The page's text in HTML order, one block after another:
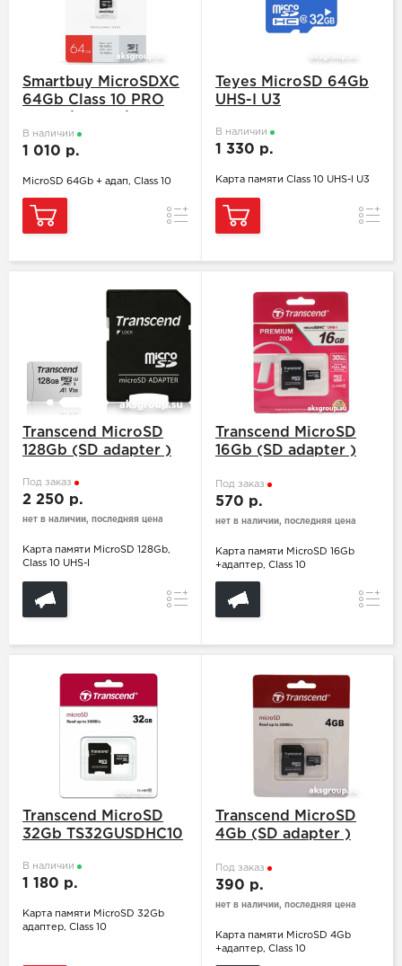
Smartbuy MicroSDXC
64Gb Class 10 PRO
адапт. SD)
В наличии
1 010 р.
MicroSD 64Gb + адап, Class 10
Сравнение
Teyes MicroSD 64Gb
UHS-I U3
В наличии
1 330 р.
Карта памяти Class 10 UHS-I U3
Transcend MicroSD
128Gb (SD adapter )
Под заказ
2 250 р.
нет в наличии, последняя цена
Карта памяти MicroSD 128Gb,
Class 10 UHS-I
Сравнение
Transcend MicroSD
16Gb (SD adapter )
Под заказ
570 р.
нет в наличии, последняя цена
Карта памяти MicroSD 16Gb
+адаптер, Class 10
Transcend MicroSD
32Gb TS32GUSDHC10
В наличии
1 180 р.
Карта памяти MicroSD 32Gb
адаптер, Class 10
Transcend MicroSD
4Gb (SD adapter )
Под заказ
390 р.
нет в наличии, последняя цена
Карта памяти MicroSD 4Gb
+адаптер, Class 10